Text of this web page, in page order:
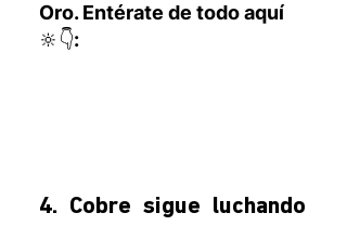
Oro. Entérate de todo aquí
🔆👇:
4. Cobre sigue luchando